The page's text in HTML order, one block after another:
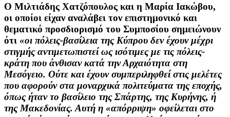
Ο Μιλτιάδης Χατζόπουλος και η Μαρία Ιακώβου,
οι οποίοι είχαν αναλάβει τον επιστημονικό και
θεματικό προσδιορισμό του Συμποσίου σημειώνουν
ότι «οι πόλεις-βασίλεια της Κύπρου δεν έχουν μέχρι
στιγμής αντιμετωπιστεί ως ισότιμες με τις πόλεις-
κράτη που άνθισαν κατά την Αρχαιότητα στη
Μεσόγειο. Ούτε και έχουν συμπεριληφθεί στις μελέτες
που αφορούν στα μοναρχικά πολιτεύματα της εποχής,
όπως ήταν το βασίλειο της Σπάρτης, της Κυρήνης, ή
της Μακεδονίας. Αυτή η «απόρριψη» οφείλεται στο